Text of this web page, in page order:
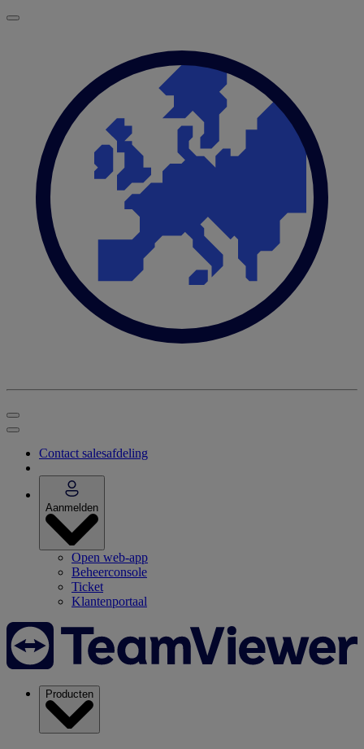
Contact salesafdeling
Aanmelden
Open web-app
Beheerconsole
Ticket
Klantenportaal
Producten